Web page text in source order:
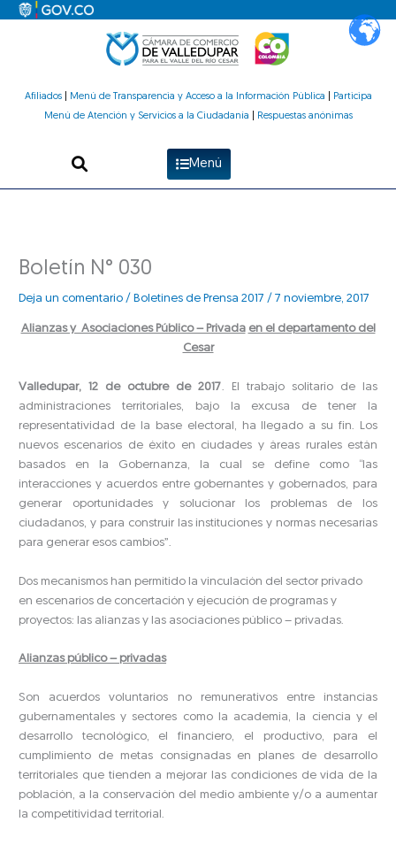
Afiliados| Menú de Transparencia y Acceso a la Información Pública
Participa
Menú de Atención y Servicios a la Ciudadanía
Respuestas anónimas
Menú
Boletín N° 030
Deja un comentario / Boletines de Prensa 2017 / 7 noviembre, 2017
Alianzas y Asociaciones Público – Privada en el departamento del
Cesar
Valledupar, 12 de octubre de 2017. El trabajo solitario de las
administraciones territoriales, bajo la excusa de tener la
representatividad de la base electoral, ha llegado a su fin. Los
nuevos escenarios de éxito en ciudades y áreas rurales están
basados en la Gobernanza, la cual se define como “las
interacciones y acuerdos entre gobernantes y gobernados, para
generar oportunidades y solucionar los problemas de los
ciudadanos, y para construir las instituciones y normas necesarias
para generar esos cambios”.
Dos mecanismos han permitido la vinculación del sector privado
en escenarios de concertación y ejecución de programas y
proyectos: las alianzas y las asociaciones público – privadas.
Alianzas público – privadas
Son acuerdos voluntarios no remunerativos entre instancias
gubernamentales y sectores como la academia, la ciencia y el
desarrollo tecnológico, el financiero, el productivo, para el
cumplimiento de metas consignadas en planes de desarrollo
territoriales que tienden a mejorar las condiciones de vida de la
población, a la conservación del medio ambiente y/o a aumentar
la competitividad territorial.